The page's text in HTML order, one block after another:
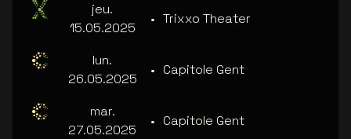
jeu.
15.05.2025
• Trixxo Theater
lun.
26.05.2025
• Capitole Gent
mar.
27.05.2025
• Capitole Gent